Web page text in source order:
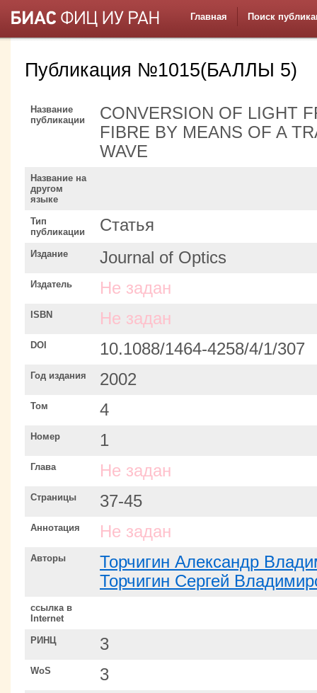
Главная Поиск
Публикация №1015(БАЛЛЫ 5)
Название
публикации
CONVERSION OF LIGHT
FIBRE BY MEANS OF A
WAVE
Название на
другом
языке
Тип
публикации
Статья
Издание Journal of Optics
Издатель Не задан
ISBN Не задан
DOI 10.1088/1464-4258/4/1/307
Год издания 2002
Том 4
Номер 1
Глава Не задан
Страницы 37-45
Аннотация Не задан
Авторы
Торчигин Александр
Торчигин Сергей
ссылка в
Internet
РИНЦ 3
WoS 3